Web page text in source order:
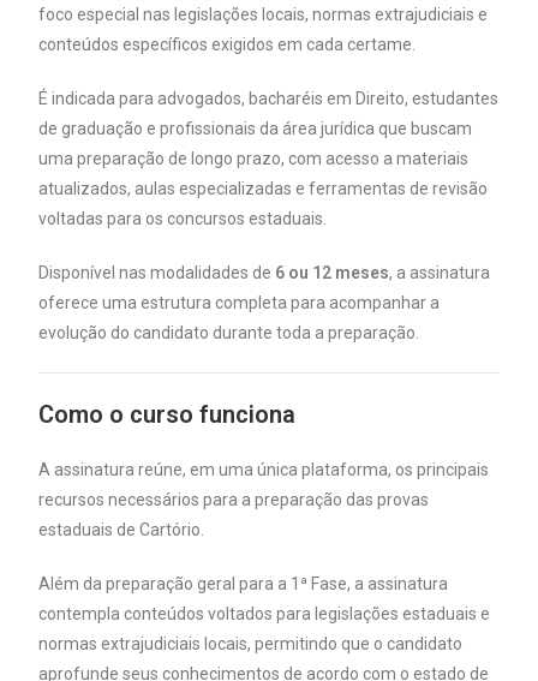
foco especial nas legislações locais, normas extrajudiciais e
conteúdos específicos exigidos em cada certame.
É indicada para advogados, bacharéis em Direito, estudantes
de graduação e profissionais da área jurídica que buscam
uma preparação de longo prazo, com acesso a materiais
atualizados, aulas especializadas e ferramentas de revisão
voltadas para os concursos estaduais.
Disponível nas modalidades de 6 ou 12 meses, a assinatura
oferece uma estrutura completa para acompanhar a
evolução do candidato durante toda a preparação.
Como o curso funciona
A assinatura reúne, em uma única plataforma, os principais
recursos necessários para a preparação das provas
estaduais de Cartório.
Além da preparação geral para a 1ª Fase, a assinatura
contempla conteúdos voltados para legislações estaduais e
normas extrajudiciais locais, permitindo que o candidato
aprofunde seus conhecimentos de acordo com o estado de